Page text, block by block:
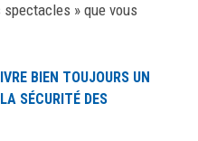
» que vous
BIEN TOUJOURS UN
SÉCURITÉ DES